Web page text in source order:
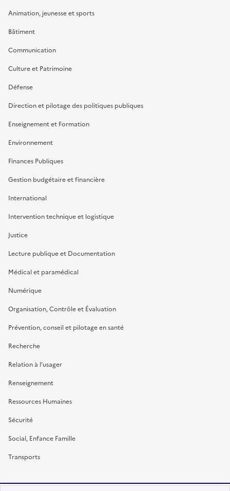
Animation, jeunesse et sports
Bâtiment
Communication
Culture et Patrimoine
Défense
Direction et pilotage des politiques publiques
Enseignement et Formation
Environnement
Finances Publiques
Gestion budgétaire et financière
International
Intervention technique et logistique
Justice
Lecture publique et Documentation
Médical et paramédical
Numérique
Organisation, Contrôle et Évaluation
Prévention, conseil et pilotage en santé
Recherche
Relation à l’usager
Renseignement
Ressources Humaines
Sécurité
Social, Enfance Famille
Transports